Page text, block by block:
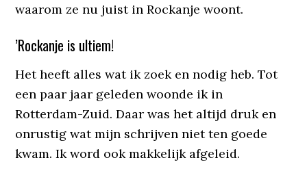
waarom ze nu juist in Rockanje woont.
’Rockanje is ultiem!
Het heeft alles wat ik zoek en nodig heb. Tot
een paar jaar geleden woonde ik in
Rotterdam-Zuid. Daar was het altijd druk en
onrustig wat mijn schrijven niet ten goede
kwam. Ik word ook makkelijk afgeleid.